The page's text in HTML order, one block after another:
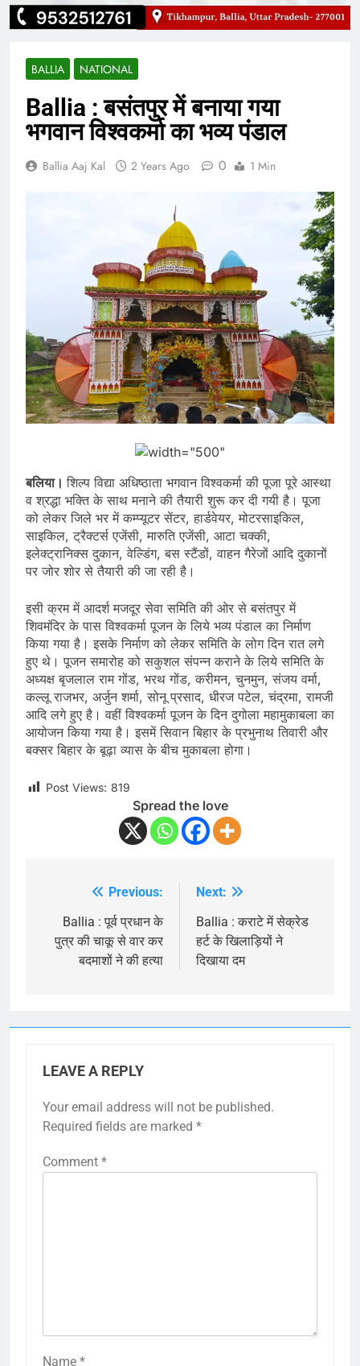
BALLIA NATIONAL
Ballia : बसंतपुर में बनाया गया
भगवान विश्वकर्मा का भव्य पंडाल
Ballia Aaj Kal 2 Years Ago 0 1 Min
बलिया।शिल्प विद्या अधिष्ठाता भगवान विश्वकर्मा की पूजा पूरे आस्था
व श्रद्धा भक्ति के साथ मनाने की तैयारी शुरू कर दी गयी है। पूजा
को लेकर जिले भर में कम्प्यूटर सेंटर, हार्डवेयर, मोटरसाइकिल,
साइकिल, ट्रैक्टर्स एजेंसी, मारुति एजेंसी, आटा चक्की,
इलेक्ट्रानिक्स दुकान, वेल्डिंग, बस स्टैंडों, वाहन गैरेजों आदि दुकानों
पर जोर शोर से तैयारी की जा रही है।
इसी क्रम में आदर्श मजदूर सेवा समिति की ओर से बसंतपुर में
शिवमंदिर के पास विश्वकर्मा पूजन के लिये भव्य पंडाल का निर्माण
किया गया है। इसके निर्माण को लेकर समिति के लोग दिन रात लगे
हुए थे। पूजन समारोह को सकुशल संपन्न कराने के लिये समिति के
अध्यक्ष बृजलाल राम गोंड, भरथ गोंड, करीमन, चुनमुन, संजय वर्मा,
कल्लू राजभर, अर्जुन शर्मा, सोनू प्रसाद, धीरज पटेल, चंद्रमा, रामजी
आदि लगे हुए है। वहीं विश्वकर्मा पूजन के दिन दुगोला महामुकाबला का
आयोजन किया गया है। इसमें सिवान बिहार के प्रभुनाथ तिवारी और
बक्सर बिहार के बूढ़ा व्यास के बीच मुकाबला होगा।
Post Views: 819
Spread the love
navigation
Previous:
Ballia : पूर्व प्रधान के
पुत्र की चाकू से वार कर
बदमाशों ने की हत्या
Next:
Ballia : कराटे में सेक्रेड
हर्ट के खिलाड़ियों ने
दिखाया दम
LEAVE A REPLY
Your email address will not be published.
Required fields are marked *
Comment *
Name *